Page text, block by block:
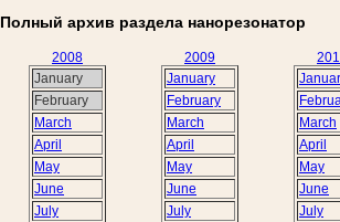
Полный архив раздела нанорезонатор
2008
January
February
March
April
May
June
July
2009
January
February
March
April
May
June
July
March
April
May
June
July